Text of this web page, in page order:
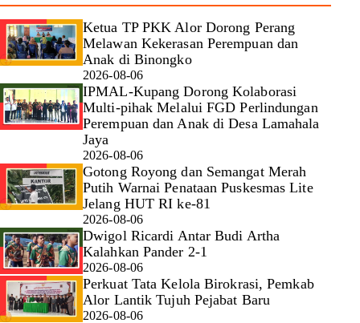
Ketua TP PKK Alor Dorong Perang
Melawan Kekerasan Perempuan dan
Anak di Binongko
2026-08-06
IPMAL-Kupang Dorong Kolaborasi
Multi-pihak Melalui FGD Perlindungan
Perempuan dan Anak di Desa Lamahala
Jaya
2026-08-06
Gotong Royong dan Semangat Merah
Putih Warnai Penataan Puskesmas Lite
Jelang HUT RI ke-81
2026-08-06
Dwigol Ricardi Antar Budi Artha
Kalahkan Pander 2-1
2026-08-06
Perkuat Tata Kelola Birokrasi, Pemkab
Alor Lantik Tujuh Pejabat Baru
2026-08-06